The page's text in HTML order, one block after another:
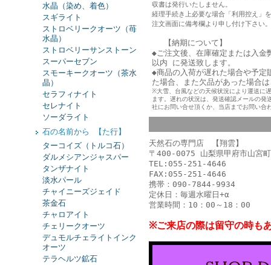
水晶（染め、着色）
スギライト
ストロベリークオーツ（苺
水晶）
ストロベリーサンストーン
スーパーセブン
スモーキークオーツ（茶水
晶）
セラフィナイト
セレナイト
ソーダライト
石の名前から 【た行】
ターコイズ（トルコ石）
ダルメシアンジャスパー
タンザナイト
淡水パール
チャイニーズジェイド
茶金石
チャロアイト
チェリークオーツ
デュモルチェライトインク
オーツ
テラヘルツ鉱石
収書は発行いたしません。
経理手続き上必要な場合「利用控え」
注文画面に備考欄より申し付け下さい。
【納期について】
◆ご注文後、在庫確定または入
以内 に発送致します。
◆商品の入荷が遅れた場合や予定
た場合、また欠品があった場合
※大雪、台風などの天候状況により運送に
ます。遅れの状況は、発送確認メールの発
社にお問い合せ頂くか、当店までお問い合
天然石の専門店 【翔雲】
〒400-0075 山梨県甲府市山宮
TEL:055-251-4646
FAX:055-251-4646
携帯：090-7844-9934
定休日：毎週水曜日+α
営業時間：10：00～18：00
※ご来店の際は留守の時も